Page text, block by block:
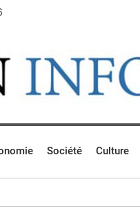
Société Culture